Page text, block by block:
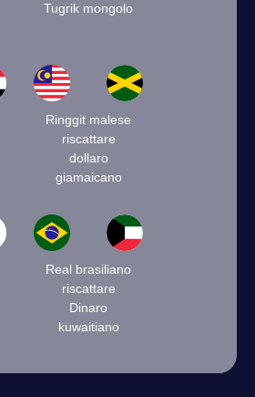
Tugrik mongolo
Ringgit malese
riscattare
dollaro
giamaicano
Real brasiliano
riscattare
Dinaro
kuwaitiano